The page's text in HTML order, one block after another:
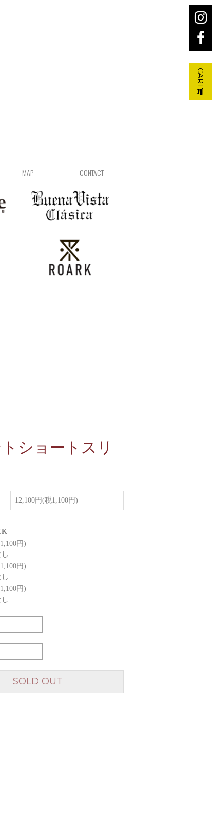
CART
MAP CONTACT
トショートスリ
12,100円(税1,100円)
円)
円)
円)
SOLD OUT